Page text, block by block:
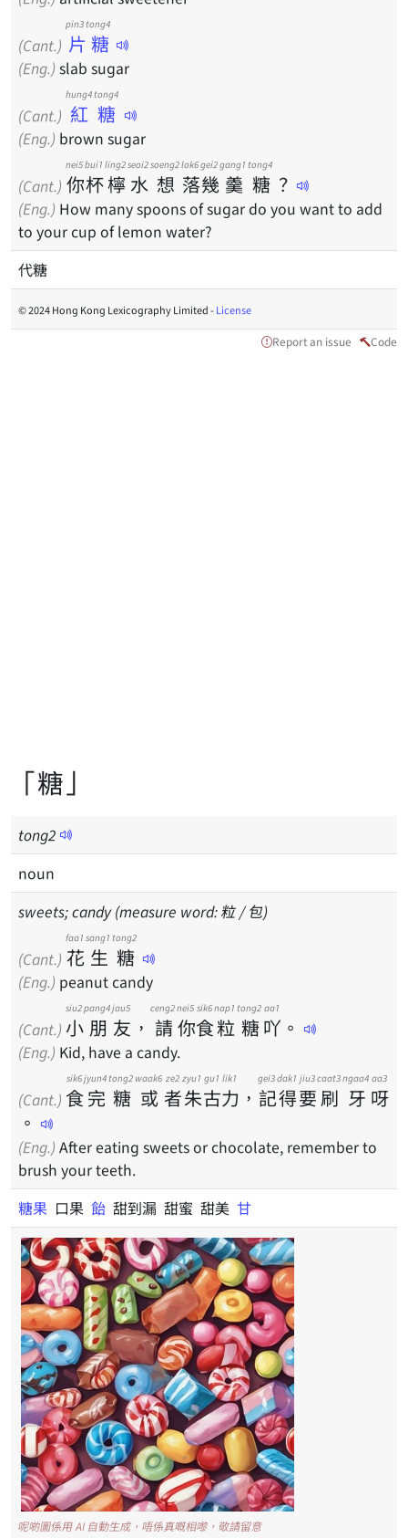
(Cant.) 片糖
pin3 tong4
(Eng.) slab sugar
(Cant.) 紅糖
hung4 tong4
(Eng.) brown sugar
(Cant.) 你
nei5
杯
bui1
檸
ling2
水
seoi2
想
soeng2
落
lok6
幾
gei2
羹
gang1
糖
tong4
？
(Eng.) How many spoons of sugar do you want to add
to your cup of lemon water?
代糖
© 2024 Hong Kong Lexicography Limited -License
Report an issue Code
「糖」
tong2
noun
sweets; candy (measure word: 粒 / 包)
(Cant.) 花
faa1
生
sang1
糖
tong2
(Eng.) peanut candy
(Cant.) 小
siu2
朋
pang4
友
jau5
， 請
ceng2
你
nei5
食
sik6
粒
nap1
糖
tong2
吖
aa1
。
(Eng.) Kid, have a candy.
(Cant.) 食
sik6
完
jyun4
糖
tong2
或
waak6
者
ze2
朱
zyu1
古
gu1
力
lik1
， 記
gei3
得
dak1
要
jiu3
刷
caat3
牙
ngaa4
呀
aa3
。
(Eng.) After eating sweets or chocolate, remember to
brush your teeth.
糖果 口果 飴 甜到漏 甜蜜 甜美 甘
呢啲圖係用 AI 自動生成，唔係真嘅相嚟，敬請留意